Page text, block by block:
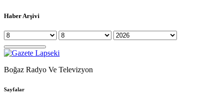
Haber Arşivi
Boğaz Radyo Ve Televizyon
Sayfalar